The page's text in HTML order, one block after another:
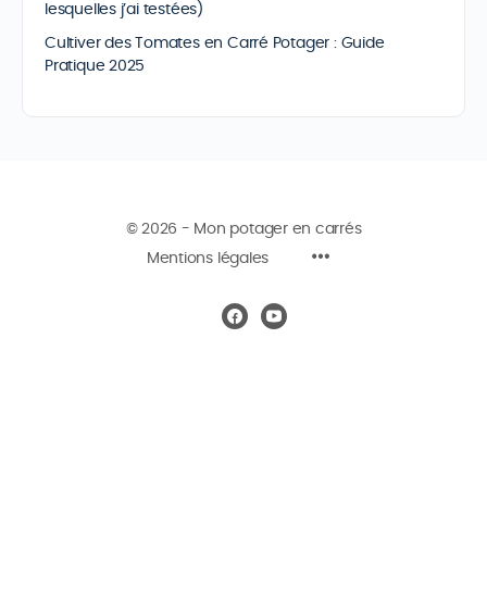
lesquelles j’ai testées)
Cultiver des Tomates en Carré Potager : Guide
Pratique 2025
© 2026 - Mon potager en carrés
Mentions légales